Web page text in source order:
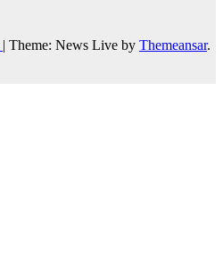
| Theme: News Live by Themeansar.